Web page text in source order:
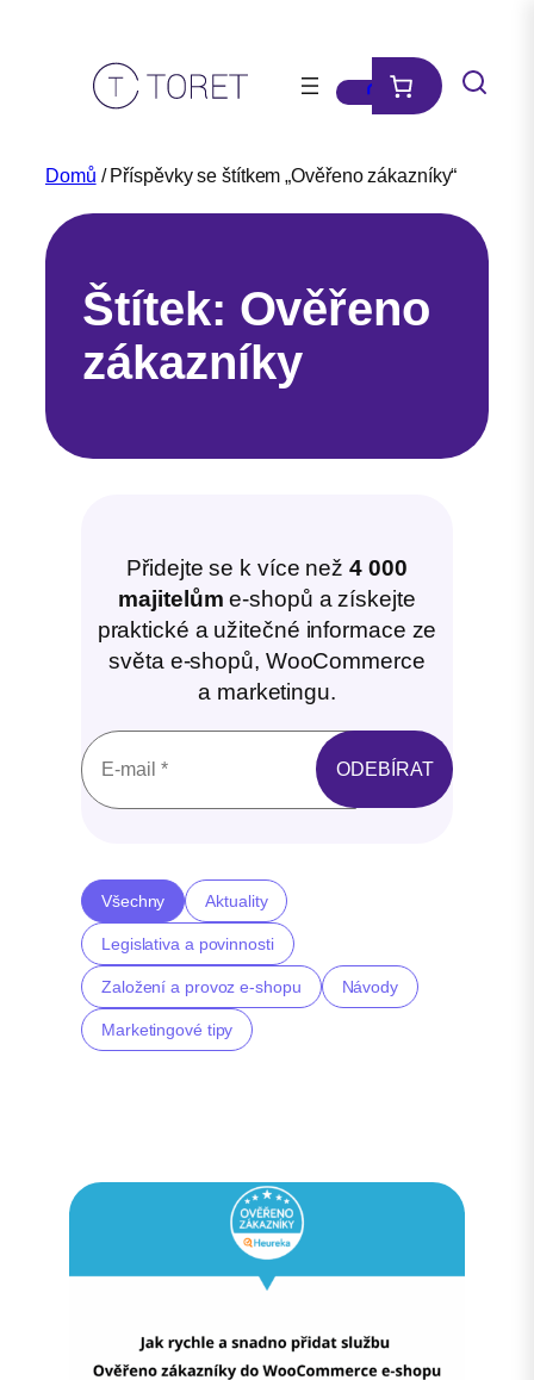
Domů / Příspěvky se štítkem „Ověřeno zákazníky“
Štítek: Ověřeno
zákazníky
Přidejte se k více než4 000
majitelůme-shopů a získejte
praktické a užitečné informace ze
světa e-shopů, WooCommerce
a marketingu.
Všechny Aktuality
Legislativa a povinnosti
Založení a provoz e-shopu Návody
Marketingové tipy